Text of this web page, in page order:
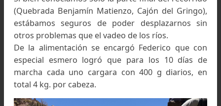
Comienza la marcha, Refugio Ski Club Barreal
El juego de prescindir: la
decisión sobre viajar con
mochilas livianas